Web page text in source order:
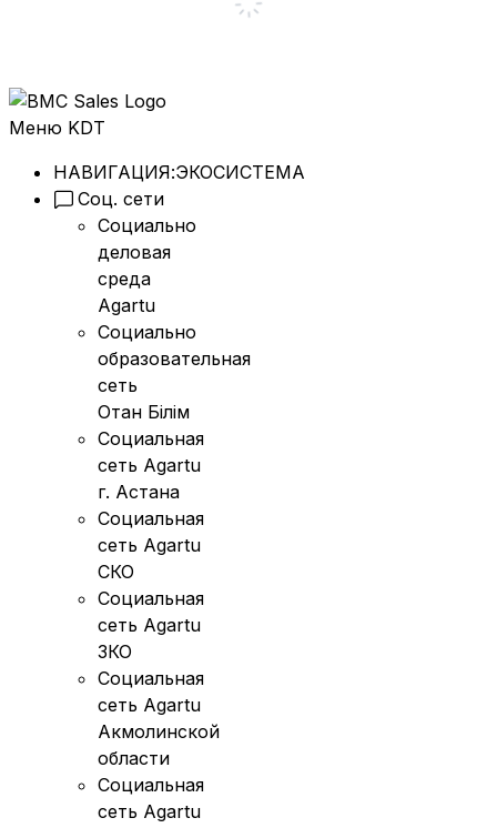
Меню KDT
НАВИГАЦИЯ:ЭКОСИСТЕМА
Соц. сети
Социально
деловая
среда
Agartu
Социально
образовательная
сеть
Отан Бiлiм
Социальная
сеть Agartu
г. Астана
Социальная
сеть Agartu
СКО
Социальная
сеть Agartu
ЗКО
Социальная
сеть Agartu
Акмолинской
области
Социальная
сеть Agartu